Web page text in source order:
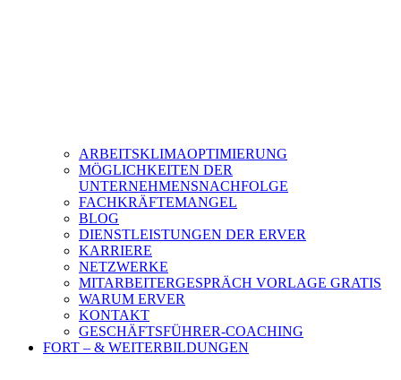
ARBEITSKLIMAOPTIMIERUNG
MÖGLICHKEITEN DER
UNTERNEHMENSNACHFOLGE
FACHKRÄFTEMANGEL
BLOG
DIENSTLEISTUNGEN DER ERVER
KARRIERE
NETZWERKE
MITARBEITERGESPRÄCH VORLAGE GRATIS
WARUM ERVER
KONTAKT
GESCHÄFTSFÜHRER-COACHING
FORT – & WEITERBILDUNGEN